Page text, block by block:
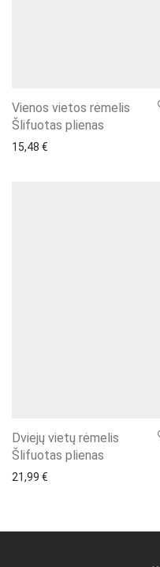
Vienos vietos rėmelis
Šlifuotas plienas
15,48 €
Dviejų vietų rėmelis
Šlifuotas plienas
21,99 €